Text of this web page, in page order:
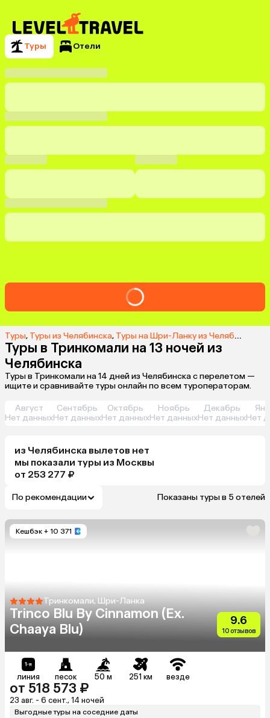
Туры Отели
Туры, Туры из Челябинска, Туры на Шри-Ланку из Челябинска
Туры в Тринкомали на 13 ночей из
Челябинска
Туры в Тринкомали на 14 дней из Челябинска с перелетом —
ищите и сравнивайте туры онлайн по всем туроператорам.
Август
Нет данных
Сентябрь
Нет данных
Октябрь
Нет данных
Ноябрь
Нет данных
Декабрь
Нет данныхНет
из Челябинска вылетов нет
мы показали туры из Москвы
от 253 277 ₽
По рекомендации Показаны туры в 5 отелей
Кешбэк + 10 371
Тринкомали, Шри-Ланка
Trinco Blu By Cinnamon (Ex.
Chaaya Blu)
9.6
10 отзывов
линия песок 50 м 251 км везде
от 518 573 ₽
23 авг. - 6 сент., 14 ночей
Выгодные туры на соседние даты